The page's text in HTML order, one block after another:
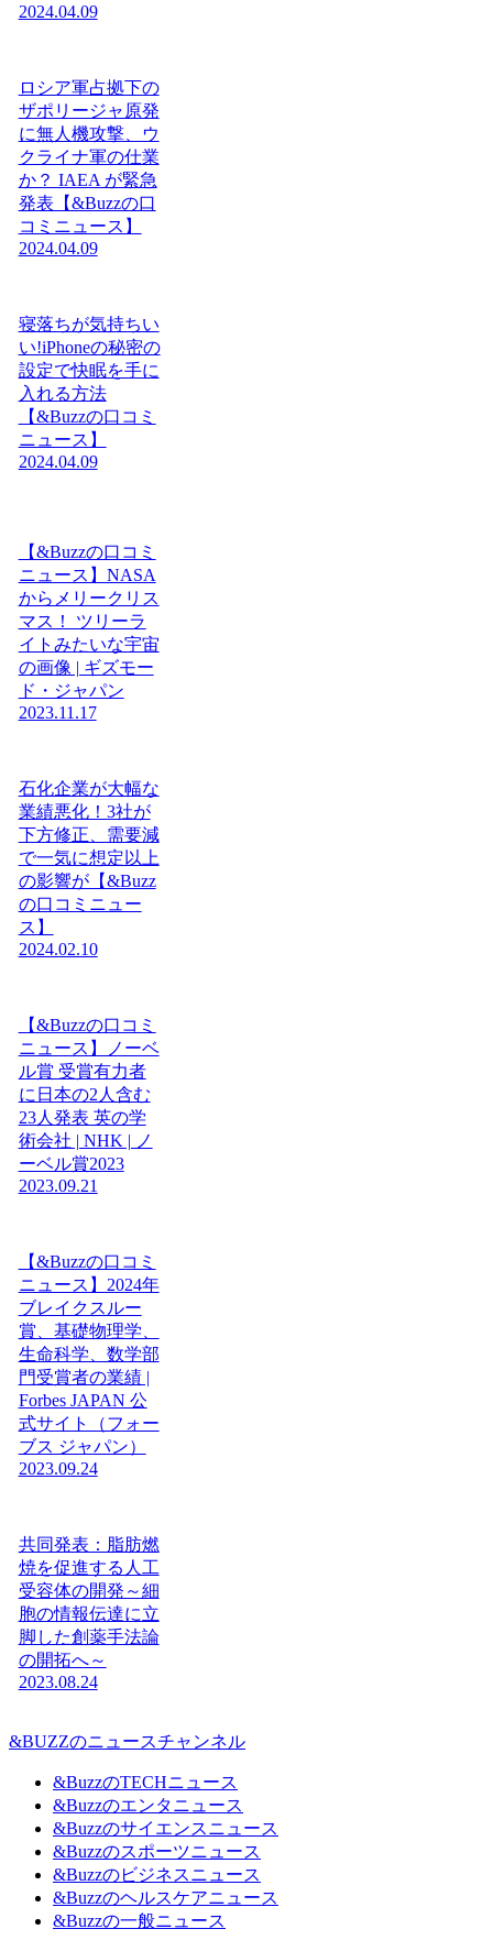
2024.04.09
ロシア軍占拠下の
ザポリージャ原発
に無人機攻撃、ウ
クライナ軍の仕業
か？ IAEA が緊急
発表【&Buzzの口
コミニュース】
2024.04.09
寝落ちが気持ちい
い!iPhoneの秘密の
設定で快眠を手に
入れる方法
【&Buzzの口コミ
ニュース】
2024.04.09
【&Buzzの口コミ
ニュース】NASA
からメリークリス
マス！ ツリーラ
イトみたいな宇宙
の画像 | ギズモー
ド・ジャパン
2023.11.17
石化企業が大幅な
業績悪化！3社が
下方修正、需要減
で一気に想定以上
の影響が【&Buzz
の口コミニュー
ス】
2024.02.10
【&Buzzの口コミ
ニュース】ノーベ
ル賞 受賞有力者
に日本の2人含む
23人発表 英の学
術会社 | NHK | ノ
ーベル賞2023
2023.09.21
【&Buzzの口コミ
ニュース】2024年
ブレイクスルー
賞、基礎物理学、
生命科学、数学部
門受賞者の業績 |
Forbes JAPAN 公
式サイト（フォー
ブス ジャパン）
2023.09.24
共同発表：脂肪燃
焼を促進する人工
受容体の開発～細
胞の情報伝達に立
脚した創薬手法論
の開拓へ～
2023.08.24
&BUZZのニュースチャンネル
&BuzzのTECHニュース
&Buzzのエンタニュース
&Buzzのサイエンスニュース
&Buzzのスポーツニュース
&Buzzのビジネスニュース
&Buzzのヘルスケアニュース
&Buzzの一般ニュース